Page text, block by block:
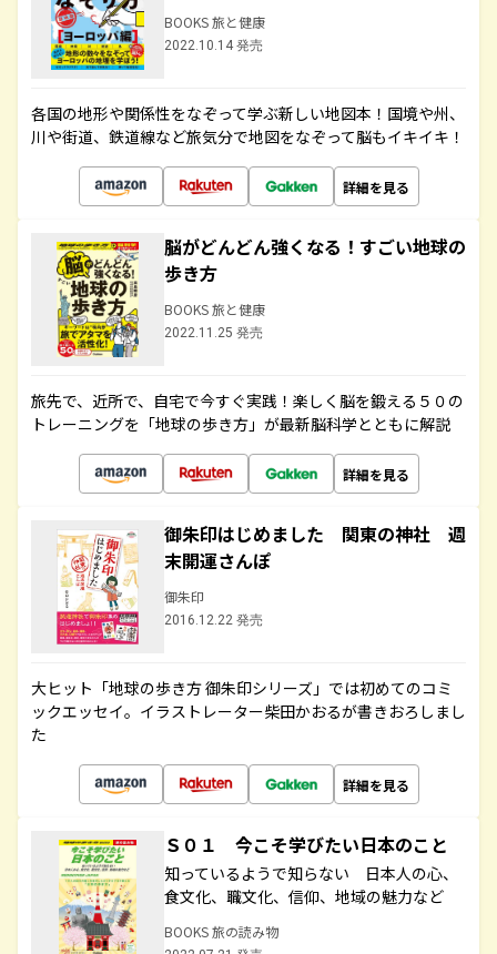
BOOKS 旅と健康
2022.10.14 発売
各国の地形や関係性をなぞって学ぶ新しい地図本！国境や州、
川や街道、鉄道線など旅気分で地図をなぞって脳もイキイキ！
詳細を見る
脳がどんどん強くなる！すごい地球の
歩き方
BOOKS 旅と健康
2022.11.25 発売
旅先で、近所で、自宅で今すぐ実践！楽しく脳を鍛える５０の
トレーニングを「地球の歩き方」が最新脳科学とともに解説
詳細を見る
御朱印はじめました 関東の神社 週
末開運さんぽ
御朱印
2016.12.22 発売
大ヒット「地球の歩き方 御朱印シリーズ」では初めてのコミ
ックエッセイ。イラストレーター柴田かおるが書きおろしまし
た
詳細を見る
Ｓ０１ 今こそ学びたい日本のこと
知っているようで知らない 日本人の心、
食文化、職文化、信仰、地域の魅力など
BOOKS 旅の読み物